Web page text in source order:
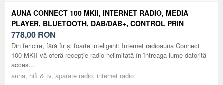
AUNA CONNECT 100 MKII, INTERNET RADIO, MEDIA
PLAYER, BLUETOOTH, DAB/DAB+, CONTROL PRIN
APLICAȚII
778,00 RON
Din fericire, fără fir și foarte inteligent: Internet radioauna Connect
100 MKII vă oferă recepție radio nelimitată în întreaga lume datorită
acces...
auna, hifi & tv, aparate radio, internet radio